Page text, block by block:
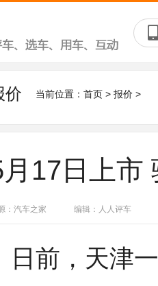
价 当前位置： 首页 > 报价 >
17日上市
：汽车之家 编辑：人人评车
日前，天津